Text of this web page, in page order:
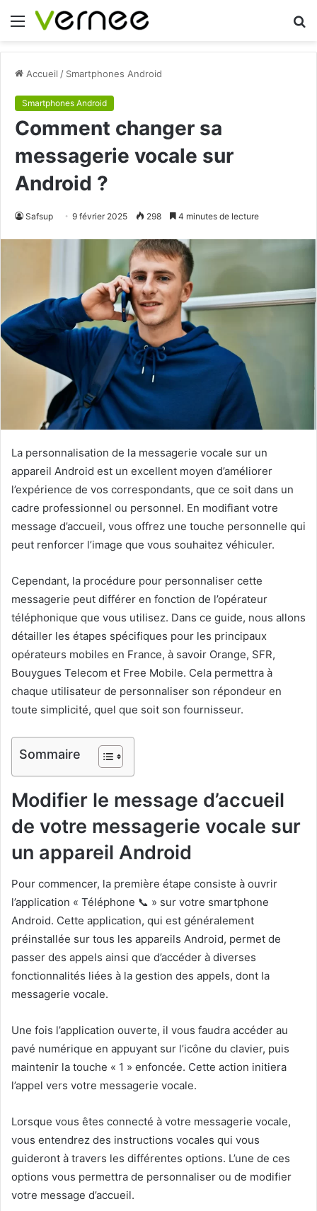
Menu
Accueil / Smartphones Android
Smartphones Android
Comment changer sa
messagerie vocale sur
Android ?
Safsup 9 février 2025 298 4 minutes de lecture
La personnalisation de la messagerie vocale sur un
appareil Android est un excellent moyen d’améliorer
l’expérience de vos correspondants, que ce soit dans un
cadre professionnel ou personnel. En modifiant votre
message d’accueil, vous offrez une touche personnelle qui
peut renforcer l’image que vous souhaitez véhiculer.
Cependant, la procédure pour personnaliser cette
messagerie peut différer en fonction de l’opérateur
téléphonique que vous utilisez. Dans ce guide, nous allons
détailler les étapes spécifiques pour les principaux
opérateurs mobiles en France, à savoir Orange, SFR,
Bouygues Telecom et Free Mobile. Cela permettra à
chaque utilisateur de personnaliser son répondeur en
toute simplicité, quel que soit son fournisseur.
Sommaire
Modifier le message d’accueil
de votre messagerie vocale sur
un appareil Android
Pour commencer, la première étape consiste à ouvrir
l’application « Téléphone 📞 » sur votre smartphone
Android. Cette application, qui est généralement
préinstallée sur tous les appareils Android, permet de
passer des appels ainsi que d’accéder à diverses
fonctionnalités liées à la gestion des appels, dont la
messagerie vocale.
Une fois l’application ouverte, il vous faudra accéder au
pavé numérique en appuyant sur l’icône du clavier, puis
maintenir la touche « 1 » enfoncée. Cette action initiera
l’appel vers votre messagerie vocale.
Lorsque vous êtes connecté à votre messagerie vocale,
vous entendrez des instructions vocales qui vous
guideront à travers les différentes options. L’une de ces
options vous permettra de personnaliser ou de modifier
votre message d’accueil.